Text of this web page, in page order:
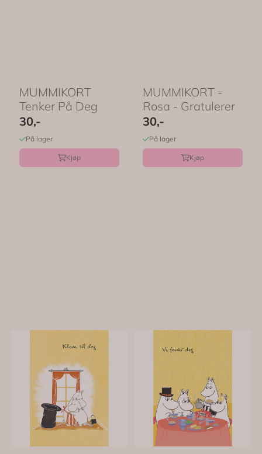
MUMMIKORT 
Tenker På Deg
30,-
På lager
Kjøp
MUMMIKORT -
Rosa - Gratulerer
30,-
På lager
Kjøp